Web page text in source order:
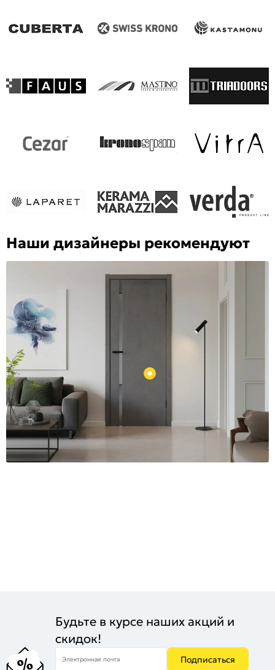
Наши дизайнеры рекомендуют
Будьте в курсе наших акций и
скидок!
Электронная почта Подписаться